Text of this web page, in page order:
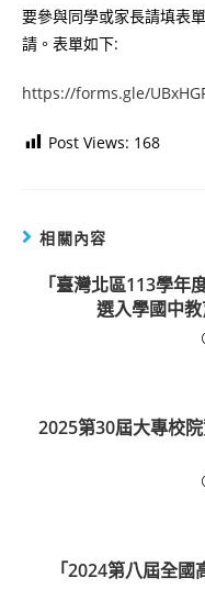
要參與同學或家長請填表
請。表單如下:
https://forms.gle/
Post Views: 168
相關內容
「臺灣北區113學年
選入學國中
2025第30屆大專校
「2024第八屆全